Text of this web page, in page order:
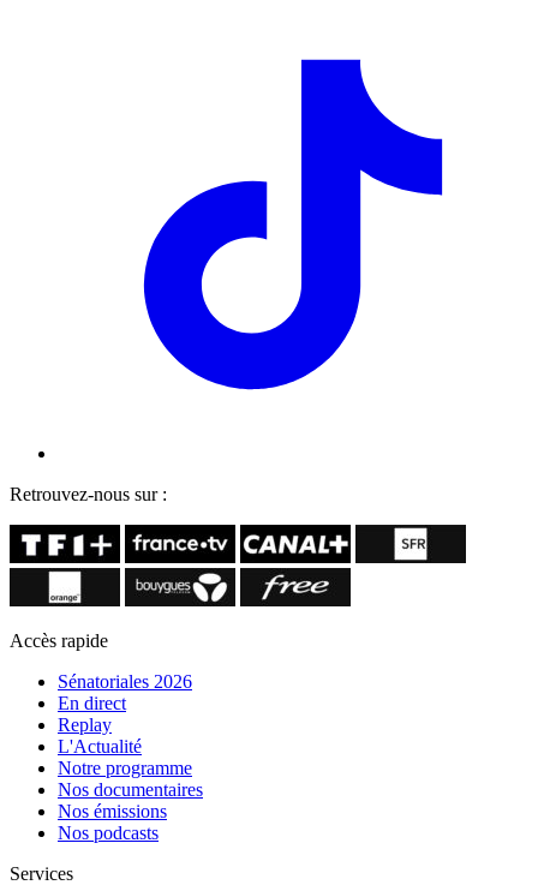
Retrouvez-nous sur :
Accès rapide
Sénatoriales 2026
En direct
Replay
L'Actualité
Notre programme
Nos documentaires
Nos émissions
Nos podcasts
Services